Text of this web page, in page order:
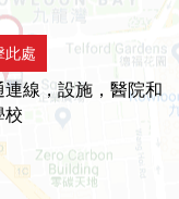
此處
線，設施，醫院和
校